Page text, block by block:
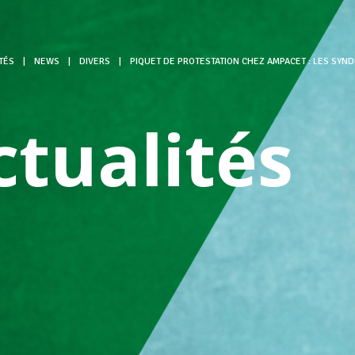
NEWS DIVERS PIQUET DE PROTESTATION CHEZ AMPACET : LES